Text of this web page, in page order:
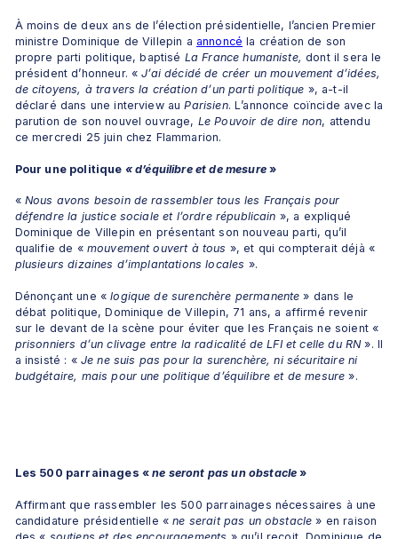
À moins de deux ans de l’élection présidentielle, l’ancien Premier
ministre Dominique de Villepin a annoncé la création de son
propre parti politique, baptisé La France humaniste, dont il sera le
président d’honneur. « J’ai décidé de créer un mouvement d’idées,
de citoyens, à travers la création d’un parti politique », a-t-il
déclaré dans une interview au Parisien. L’annonce coïncide avec la
parution de son nouvel ouvrage, Le Pouvoir de dire non, attendu
ce mercredi 25 juin chez Flammarion.
Pour une politique « d’équilibre et de mesure »
« Nous avons besoin de rassembler tous les Français pour
défendre la justice sociale et l’ordre républicain », a expliqué
Dominique de Villepin en présentant son nouveau parti, qu’il
qualifie de « mouvement ouvert à tous
plusieurs dizaines d’implantations locales ».
Dénonçant une « logique de surenchère permanente » dans le
débat politique, Dominique de Villepin, 71 ans, a affirmé revenir
prisonniers d’un clivage entre la radicalité de LFI et celle du RN ». Il
a insisté : « Je ne suis pas pour la surenchère, ni sécuritaire ni
budgétaire, mais pour une politique d’équilibre et de mesure ».
Les 500 parrainages « ne seront pas un obstacle »
Affirmant que rassembler les 500 parrainages nécessaires à une
candidature présidentielle « ne serait pas un obstacle » en raison